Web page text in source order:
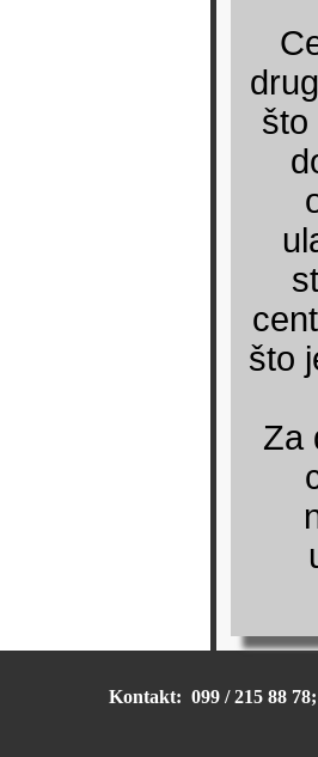
što
što
Za
Kontakt: 099 / 215 88